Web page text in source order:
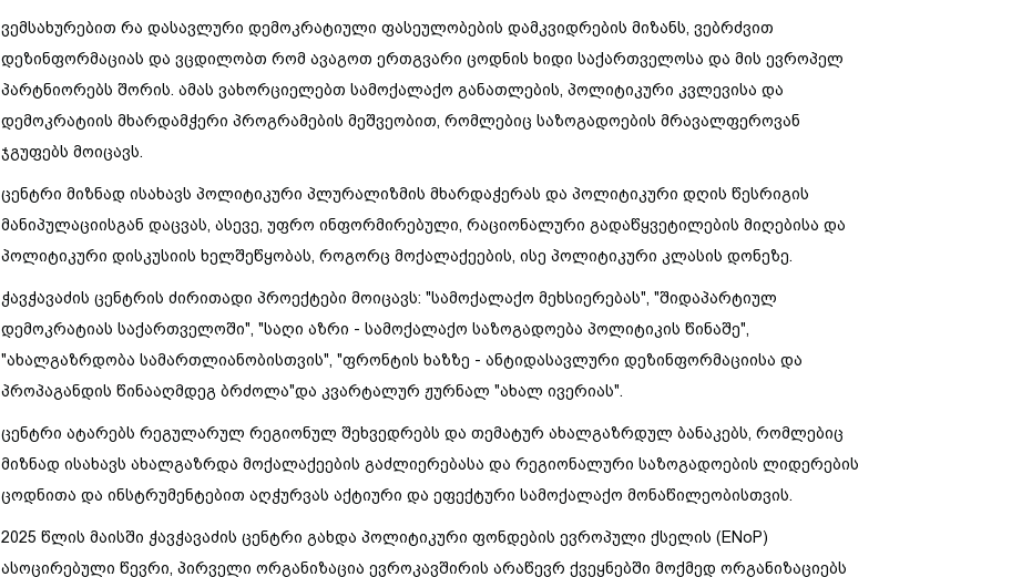
ვემსახურებით რა დასავლური დემოკრატიული ფასეულობების დამკვიდრების მიზანს, ვებრძვით
დეზინფორმაციას და ვცდილობთ რომ ავაგოთ ერთგვარი ცოდნის ხიდი საქართველოსა და მის ევროპელ
პარტნიორებს შორის. ამას ვახორციელებთ სამოქალაქო განათლების, პოლიტიკური კვლევისა და
დემოკრატიის მხარდამჭერი პროგრამების მეშვეობით, რომლებიც საზოგადოების მრავალფეროვან
ჯგუფებს მოიცავს.
ცენტრი მიზნად ისახავს პოლიტიკური პლურალიზმის მხარდაჭერას და პოლიტიკური დღის წესრიგის
მანიპულაციისგან დაცვას, ასევე, უფრო ინფორმირებული, რაციონალური გადაწყვეტილების მიღებისა და
პოლიტიკური დისკუსიის ხელშეწყობას, როგორც მოქალაქეების, ისე პოლიტიკური კლასის დონეზე.
ჭავჭავაძის ცენტრის ძირითადი პროექტები მოიცავს: "სამოქალაქო მეხსიერებას", "შიდაპარტიულ
დემოკრატიას საქართველოში", "საღი აზრი - სამოქალაქო საზოგადოება პოლიტიკის წინაშე",
"ახალგაზრდობა სამართლიანობისთვის", "ფრონტის ხაზზე - ანტიდასავლური დეზინფორმაციისა და
პროპაგანდის წინააღმდეგ ბრძოლა"და კვარტალურ ჟურნალ "ახალ ივერიას".
ცენტრი ატარებს რეგულარულ რეგიონულ შეხვედრებს და თემატურ ახალგაზრდულ ბანაკებს, რომლებიც
მიზნად ისახავს ახალგაზრდა მოქალაქეების გაძლიერებასა და რეგიონალური საზოგადოების ლიდერების
ცოდნითა და ინსტრუმენტებით აღჭურვას აქტიური და ეფექტური სამოქალაქო მონაწილეობისთვის.
2025 წლის მაისში ჭავჭავაძის ცენტრი გახდა პოლიტიკური ფონდების ევროპული ქსელის (ENoP)
ასოცირებული წევრი, პირველი ორგანიზაცია ევროკავშირის არაწევრ ქვეყნებში მოქმედ ორგანიზაციებს